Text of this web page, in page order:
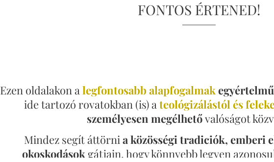
FONTOS ÉRTENED!
Ezen oldalakon alegfontosabb alapfogalmak
ide tartozó rovatokban (is) ateológizálástól és
személyesen megélhetővalóságot
Mindez segít áttörnia közösségi tradiciók, emberi
okoskodások gátjain, hogykönnyebb legyen